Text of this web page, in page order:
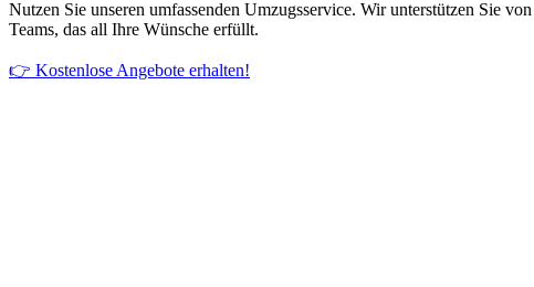
Nutzen Sie unseren umfassenden Umzugsservice. Wir unterstützen Sie
Teams, das all Ihre Wünsche erfüllt.
👉 Kostenlose Angebote erhalten!